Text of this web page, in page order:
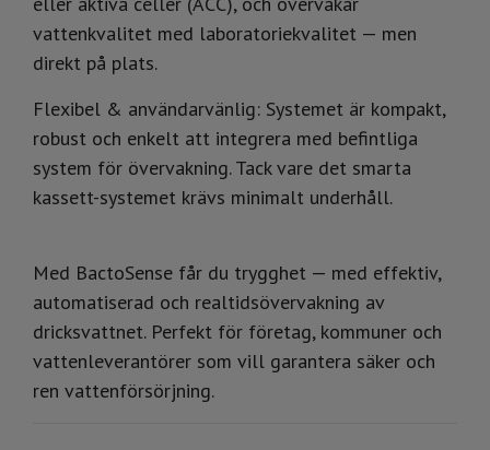
vattenkvalitet med laboratoriekvalitet — men
direkt på plats.
Flexibel & användarvänlig: Systemet är kompakt,
robust och enkelt att integrera med befintliga
system för övervakning. Tack vare det smarta
kassett-systemet krävs minimalt underhåll.
Med BactoSense får du trygghet — med effektiv,
automatiserad och realtidsövervakning av
dricksvattnet. Perfekt för företag, kommuner och
vattenleverantörer som vill garantera säker och
ren vattenförsörjning.